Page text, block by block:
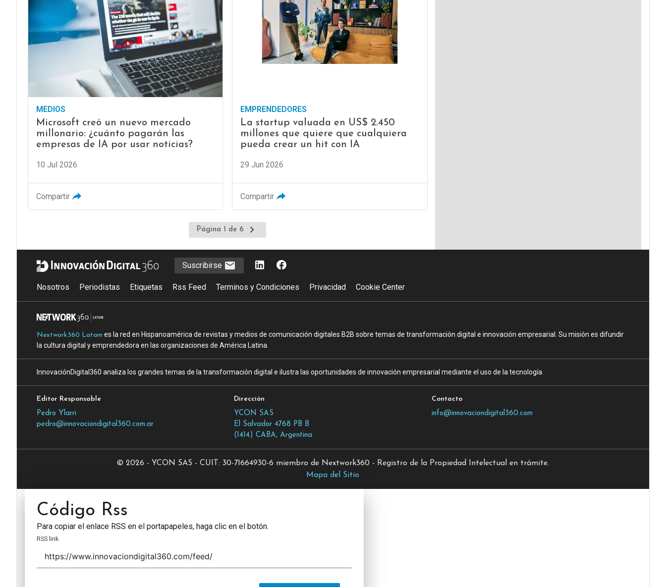
MEDIOS
Microsoft creó un nuevo mercado
millonario: ¿cuánto pagarán las
empresas de IA por usar noticias?
10 Jul 2026
Compartir
EMPRENDEDORES
La startup valuada en US$ 2.450
millones que quiere que cualquiera
pueda crear un hit con IA
29 Jun 2026
Compartir
Página 1 de 6
Ir
a
la
página
siguiente
Suscribirse
Nosotros Periodistas Etiquetas Rss Feed Terminos y Condiciones Privacidad Cookie Center
Nextwork360 Latam es la red en Hispanoamérica de revistas y medios de comunicación digitales B2B sobre temas de transformación digital e innovación empresarial. Su misión es difundir
la cultura digital y emprendedora en las organizaciones de América Latina.
InnovaciónDigital360 analiza los grandes temas de la transformación digital e ilustra las oportunidades de innovación empresarial mediante el uso de la tecnología.
Editor Responsable
Pedro Ylarri
pedro@innovaciondigital360.com.ar
Dirección
YCON SAS
El Salvador 4768 PB B
(1414) CABA, Argentina
Contacto
info@innovaciondigital360.com
© 2026 - YCON SAS - CUIT: 30-71664930-6 miembro de Nextwork360 - Registro de la Propiedad Intelectual en trámite.
Mapa del Sitio
Código Rss
Para copiar el enlace RSS en el portapapeles, haga clic en el botón.
RSS link